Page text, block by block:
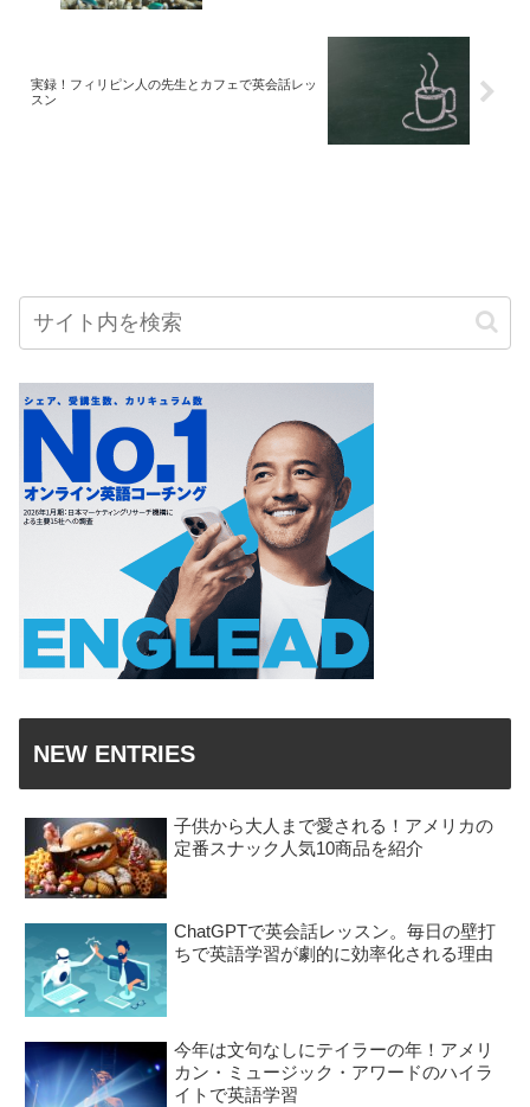
実録！フィリピン人の先生とカフェで英会話レッ
スン
NEW ENTRIES
子供から大人まで愛される！アメリカの
定番スナック人気10商品を紹介
ChatGPTで英会話レッスン。毎日の壁打
ちで英語学習が劇的に効率化される理由
今年は文句なしにテイラーの年！アメリ
カン・ミュージック・アワードのハイラ
イトで英語学習